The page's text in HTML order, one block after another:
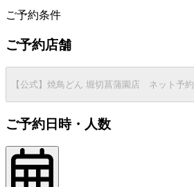
ご予約条件
ご予約店舗
【公式】焼鳥どん 堀切菖蒲園店 ネット予約
ご予約日時・人数